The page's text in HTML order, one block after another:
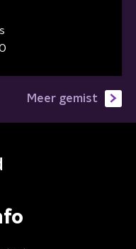
Meer gemist